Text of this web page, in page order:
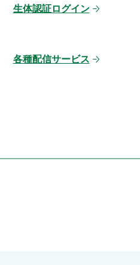
生体認証ログイン
各種配信サービス